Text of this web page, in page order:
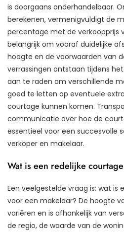
is doorgaans onderhandelbaar.
berekenen, vermenigvuldigt de
percentage met de verkoopprijs
belangrijk om vooraf duidelijke
hoogte en de voorwaarden van
verrassingen ontstaan tijdens
aan te raden om verschillende
goed te letten op eventuele
courtage kunnen komen.
communicatie over hoe de
essentieel voor een succesvolle
verkoper en makelaar.
Wat is een redelijke
Een veelgestelde vraag is: wat is
voor een makelaar? De hoogte
variëren en is afhankelijk van
de regio, de waarde van de